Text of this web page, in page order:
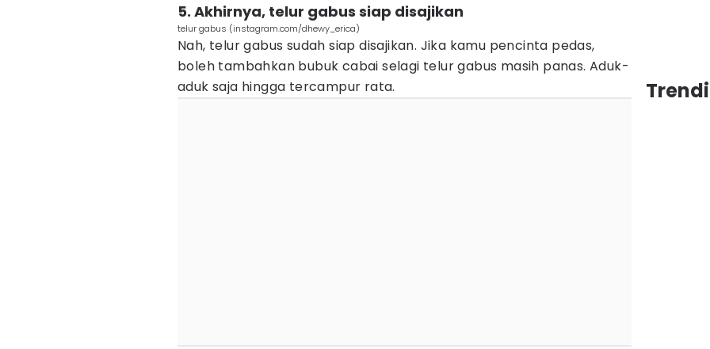
5. Akhirnya, telur gabus siap disajikan
telur gabus (instagram.com/dhewy_erica)
Nah, telur gabus sudah siap disajikan. Jika kamu pencinta pedas,
boleh tambahkan bubuk cabai selagi telur gabus masih panas. Aduk-
aduk saja hingga tercampur rata.